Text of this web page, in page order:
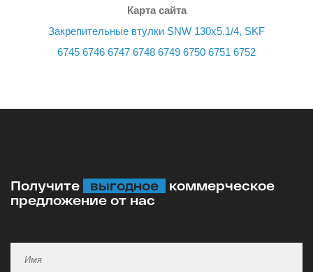
Карта сайта
Закрепительные втулки SNW 130x5.1/4, SKF
6745 6746 6747 6748 6749 6750 6751 6752
Получите выгодное
коммерческое
предложение от нас